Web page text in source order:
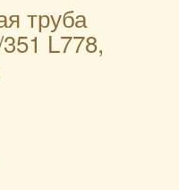
труба
L778,